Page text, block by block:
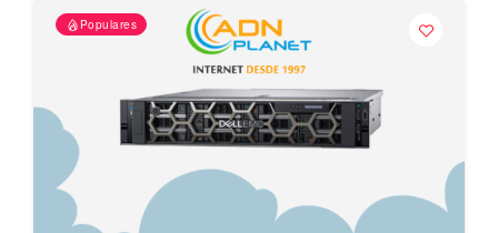
Populares